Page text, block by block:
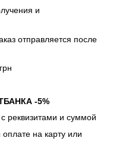
и
отправляется после
-5%
реквизитами и суммой
на карту или